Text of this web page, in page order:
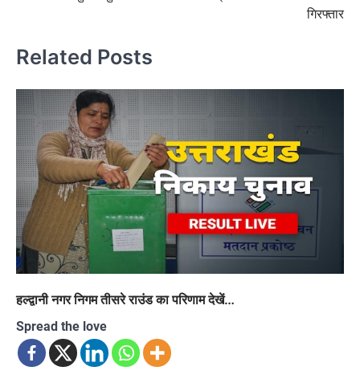
गिरफ्तार
Related Posts
हल्द्वानी नगर निगम तीसरे राउंड का परिणाम देखें…
Spread the love